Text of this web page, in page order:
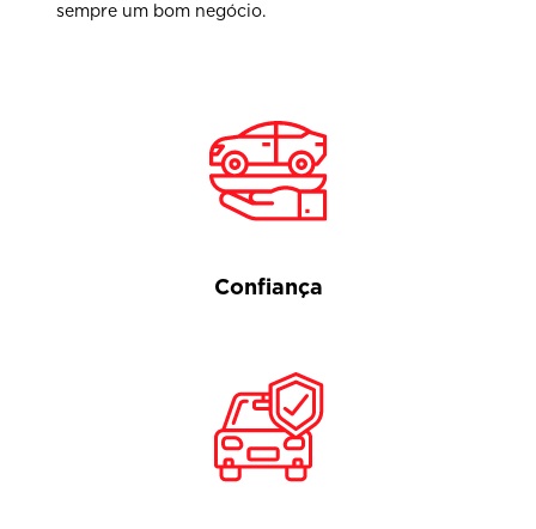
sempre um bom negócio.
Confiança